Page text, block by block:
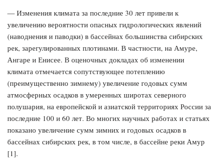
— Изменения климата за последние 30 лет привели к
увеличению вероятности опасных гидрологических явлений
(наводнения и паводки) в бассейнах большинства сибирских
рек, зарегулированных плотинами. В частности, на Амуре,
Ангаре и Енисее. В оценочных докладах об изменении
климата отмечается сопутствующее потеплению
(преимущественно зимнему) увеличение годовых сумм
атмосферных осадков в умеренных широтах северного
полушария, на европейской и азиатской территориях России за
последние 100 и 60 лет. Во многих научных работах и статьях
показано увеличение сумм зимних и годовых осадков в
бассейнах сибирских рек, в том числе, в бассейне реки Амур
[1].